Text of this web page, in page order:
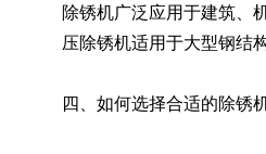
除锈机广泛应用于建筑、
压除锈机适用于大型钢结
四、如何选择合适的除锈